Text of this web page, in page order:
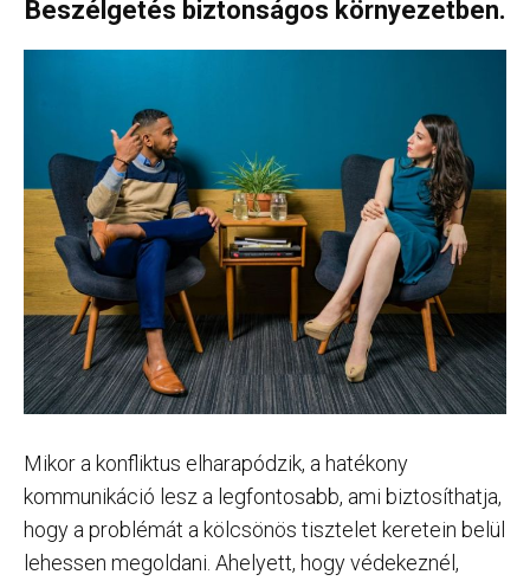
Beszélgetés biztonságos környezetben.
Mikor a konfliktus elharapódzik, a hatékony
kommunikáció lesz a legfontosabb, ami biztosíthatja,
hogy a problémát a kölcsönös tisztelet keretein belül
lehessen megoldani. Ahelyett, hogy védekeznél,